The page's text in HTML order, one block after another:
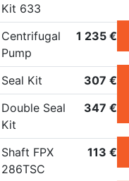
Kit 633
Centrifugal
Pump
1 235 €
Seal Kit
307 €
Double Seal
Kit
347 €
Shaft FPX
286TSC
113 €